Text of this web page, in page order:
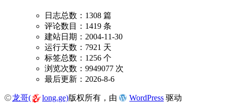
日志总数：1308 篇
评论数目：1419 条
建站日期：2004-11-30
运行天数：7921 天
标签总数：1256 个
浏览次数：9949077 次
最后更新：2026-8-6
龙哥( long.ge)版权所有，由 WordPress 驱动